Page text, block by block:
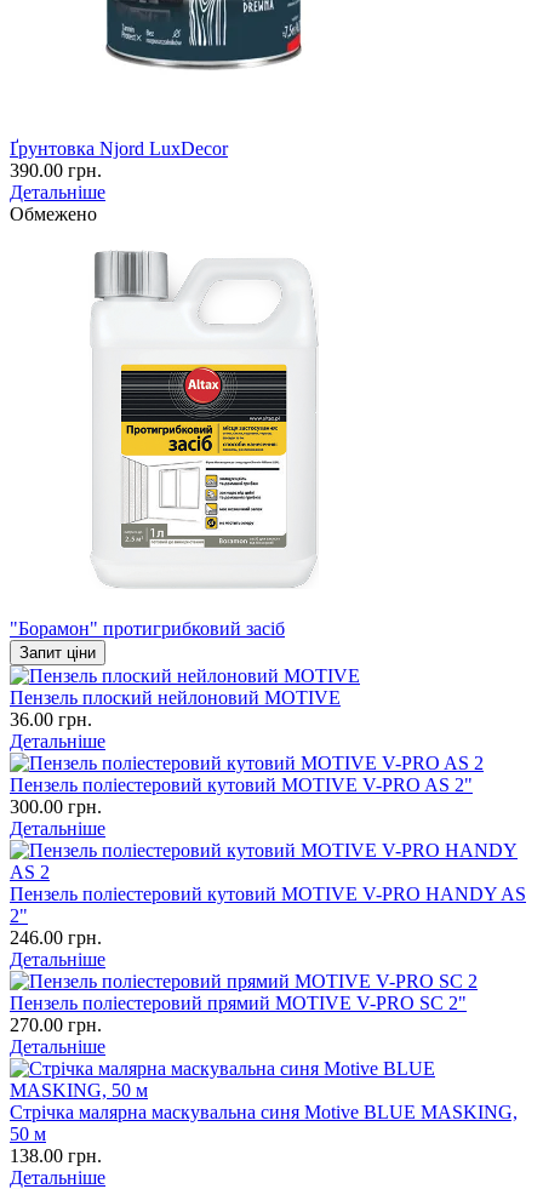
Ґрунтовка Njord LuxDecor
390.00 грн.
Детальніше
Обмежено
"Борамон" протигрибковий засіб
Запит ціни
Пензель плоский нейлоновий MOTIVE
36.00 грн.
Детальніше
Пензель поліестеровий кутовий MOTIVE V-PRO AS 2"
300.00 грн.
Детальніше
Пензель поліестеровий кутовий MOTIVE V-PRO HANDY AS
2"
246.00 грн.
Детальніше
Пензель поліестеровий прямий MOTIVE V-PRO SC 2"
270.00 грн.
Детальніше
Стрічка малярна маскувальна синя Motive BLUE MASKING,
50 м
138.00 грн.
Детальніше